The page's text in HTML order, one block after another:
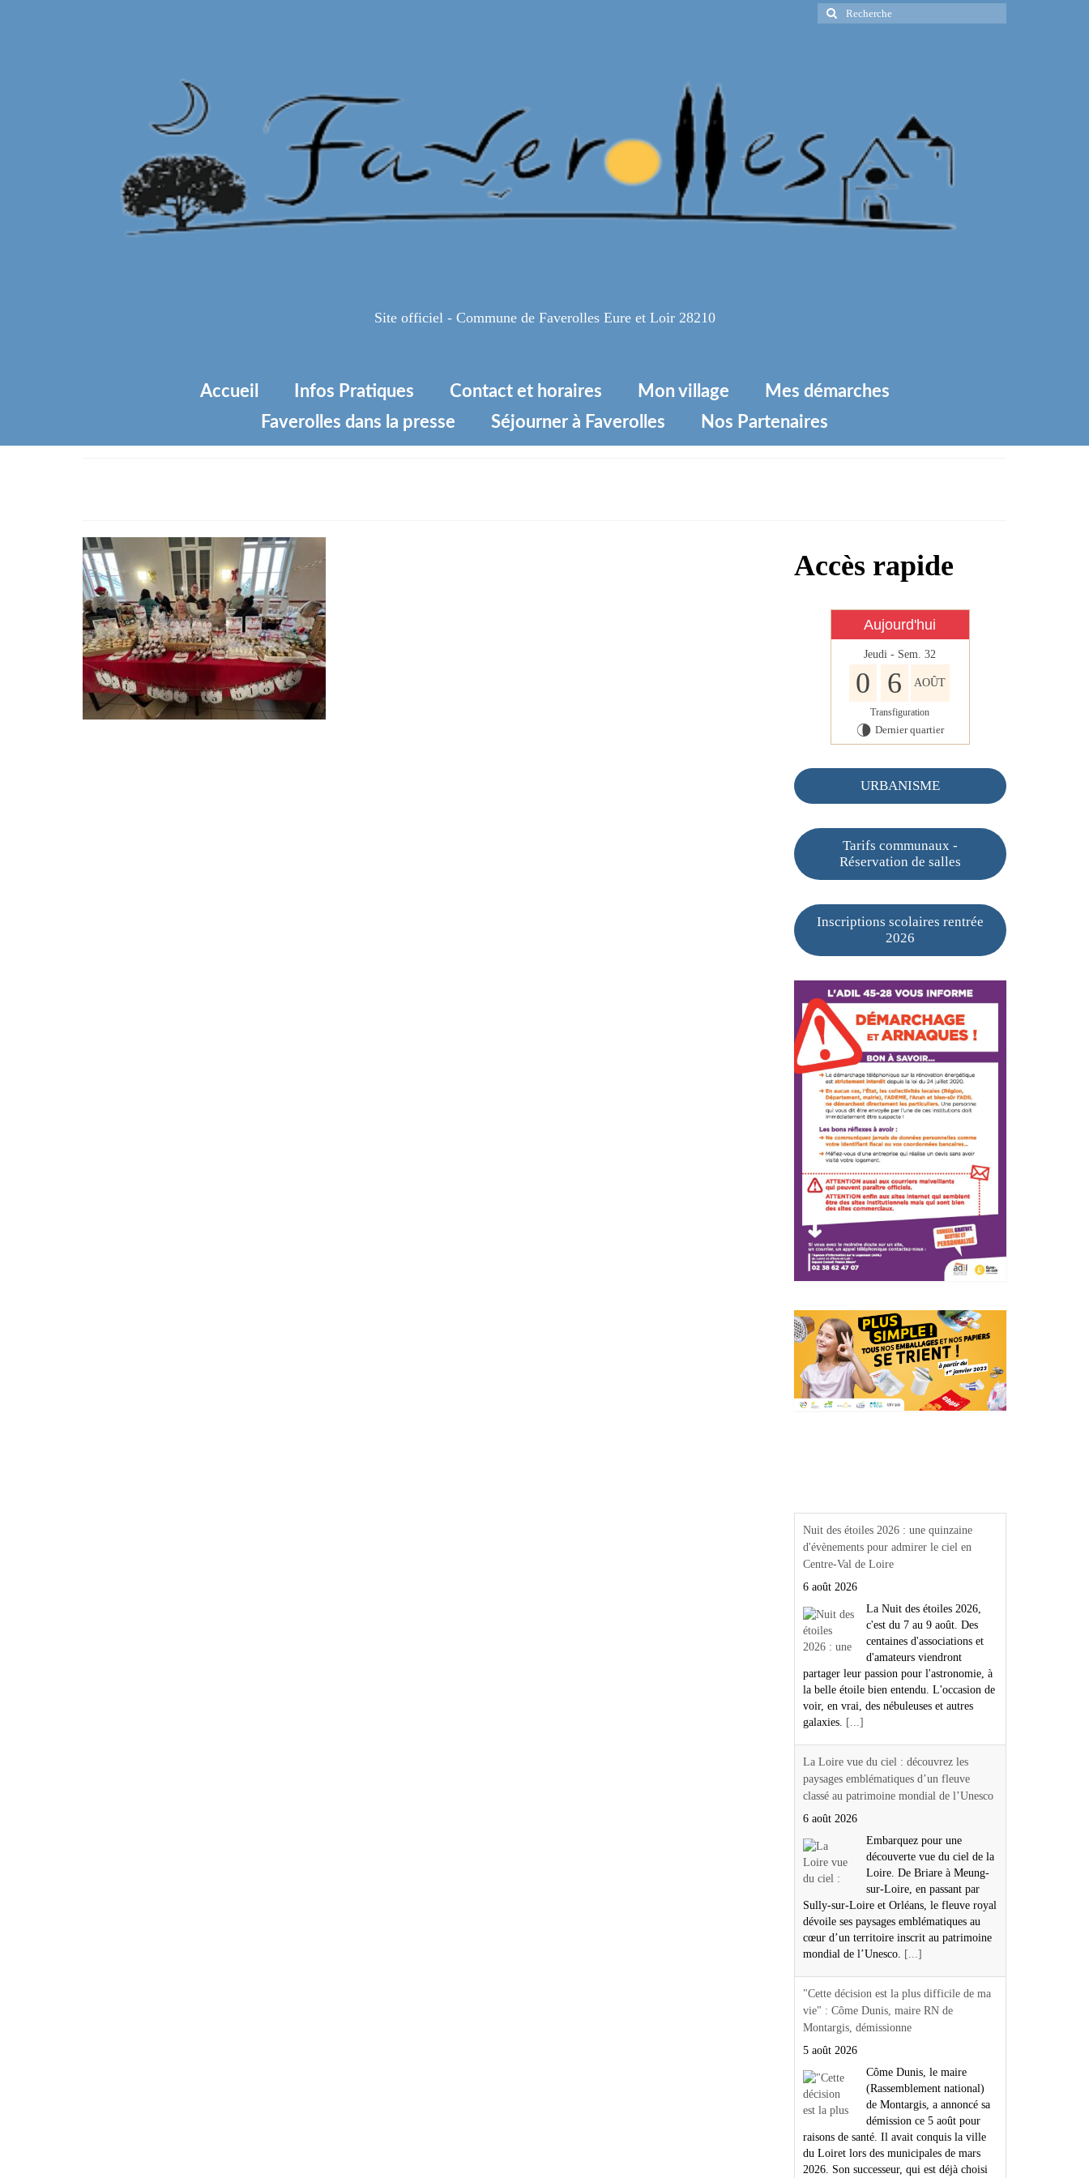
Rechercher
:
Site officiel - Commune de Faverolles Eure et Loir 28210
Accueil Infos Pratiques Contact et horaires Mon village
Mes démarches
Faverolles dans la presse
Séjourner à Faverolles Nos Partenaires
Accès rapide
Aujourd'hui
Jeudi - Sem. 32
0 6 AOÛT
Transfiguration
U Dernier quartier
URBANISME
Tarifs communaux -
Réservation de salles
Inscriptions scolaires rentrée
2026
Nuit des étoiles 2026 : une quinzaine
d'évènements pour admirer le ciel en
Centre-Val de Loire
6 août 2026
La Nuit des étoiles 2026,
c'est du 7 au 9 août. Des
centaines d'associations et
d'amateurs viendront
partager leur passion pour l'astronomie, à
la belle étoile bien entendu. L'occasion de
voir, en vrai, des nébuleuses et autres
galaxies.
[...]
La Loire vue du ciel : découvrez les
paysages emblématiques d’un fleuve
classé au patrimoine mondial de l’Unesco
6 août 2026
Embarquez pour une
découverte vue du ciel de la
Loire. De Briare à Meung-
sur-Loire, en passant par
Sully-sur-Loire et Orléans, le fleuve royal
dévoile ses paysages emblématiques au
cœur d’un territoire inscrit au patrimoine
mondial de l’Unesco.
[...]
"Cette décision est la plus difficile de ma
vie" : Côme Dunis, maire RN de
Montargis, démissionne
5 août 2026
Côme Dunis, le maire
(Rassemblement national)
de Montargis, a annoncé sa
démission ce 5 août pour
raisons de santé. Il avait conquis la ville
du Loiret lors des municipales de mars
2026. Son successeur, qui est déjà choisi